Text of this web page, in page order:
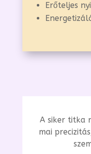
Erőteljes
A siker titka
mai